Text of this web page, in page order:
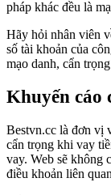
pháp khác đều là
Hãy hỏi nhân viên
số tài khoản của
mạo danh, cẩn
Khuyến cáo
Bestvn.cc là đơn vị
cẩn trọng khi vay
vay. Web sẽ không
điều khoản liên